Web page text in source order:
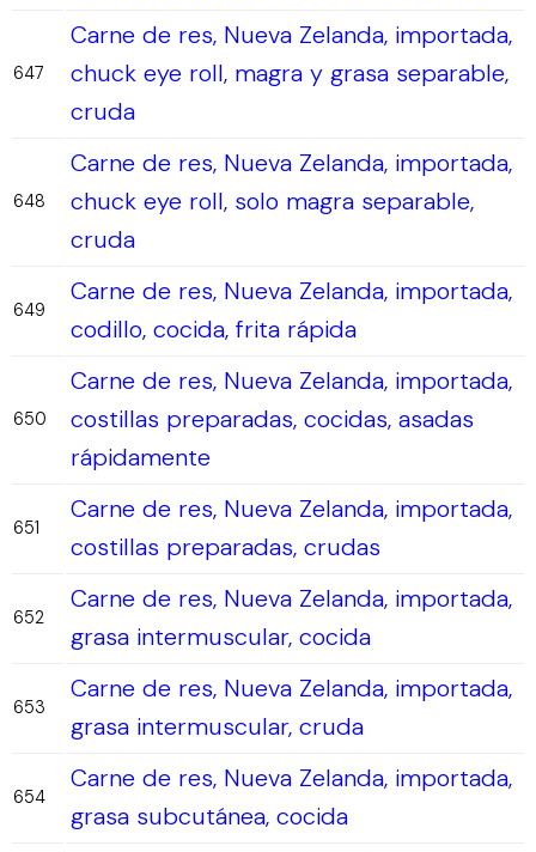
647
Carne de res, Nueva Zelanda, importada,
chuck eye roll, magra y grasa separable,
cruda
648
Carne de res, Nueva Zelanda, importada,
chuck eye roll, solo magra separable,
cruda
649
Carne de res, Nueva Zelanda, importada,
codillo, cocida, frita rápida
650
Carne de res, Nueva Zelanda, importada,
costillas preparadas, cocidas, asadas
rápidamente
651
Carne de res, Nueva Zelanda, importada,
costillas preparadas, crudas
652
Carne de res, Nueva Zelanda, importada,
grasa intermuscular, cocida
653
Carne de res, Nueva Zelanda, importada,
grasa intermuscular, cruda
654
Carne de res, Nueva Zelanda, importada,
grasa subcutánea, cocida